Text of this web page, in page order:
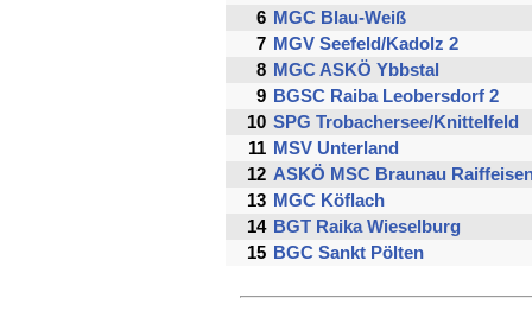
6 MGC Blau-Weiß
7 MGV Seefeld/Kadolz 2
8 MGC ASKÖ Ybbstal
9 BGSC Raiba Leobersdorf 2
10 SPG Trobachersee/Knittelfeld
11 MSV Unterland
12 ASKÖ MSC Braunau
13 MGC Köflach
14 BGT Raika Wieselburg
15 BGC Sankt Pölten